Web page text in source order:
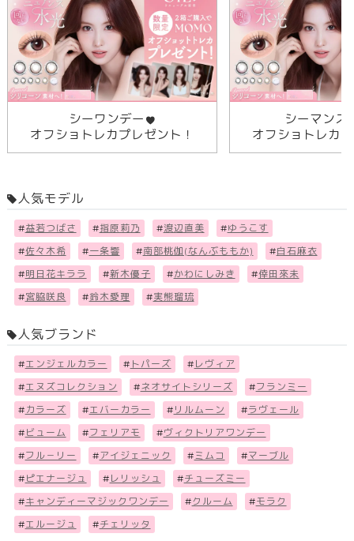
シーワンデー
オフショトレカプレゼント！
シーマンス
オフショトレカ
人気モデル
#益若つばさ #指原莉乃 #渡辺直美 #ゆうこす
#佐々木希 #一条響 #南部桃伽(なんぶももか) #白石麻衣
#明日花キララ #新木優子 #かわにしみき #倖田來未
#宮脇咲良 #鈴木愛理 #実熊瑠琉
人気ブランド
#エンジェルカラー # トパーズ # レヴィア
#エヌズコレクション #ネオサイトシリーズ #フランミー
# カラーズ #エバーカラー # リルムーン #ラヴェール
# ビューム #フェリアモ #ヴィクトリアワンデー
#フル－リー #アイジェニック # ミムコ #マーブル
# ピエナージュ # レリッシュ #チューズミー
#キャンディーマジックワンデー #クルーム #モラク
#エルージュ #チェリッタ